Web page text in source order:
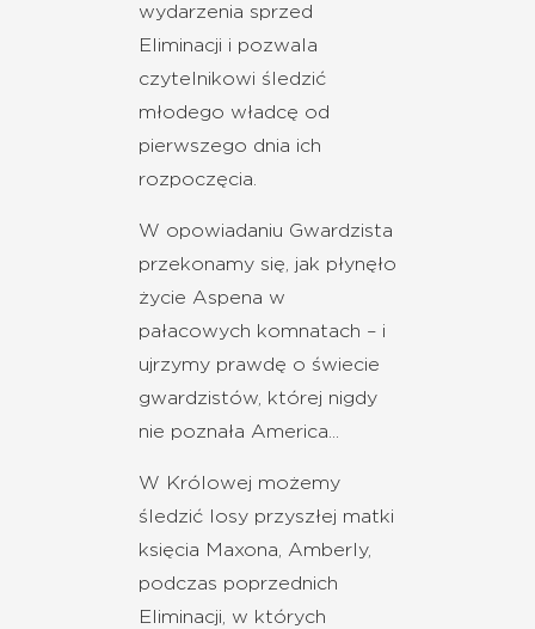
wydarzenia sprzed
Eliminacji i pozwala
czytelnikowi śledzić
młodego władcę od
pierwszego dnia ich
rozpoczęcia.
W opowiadaniu Gwardzista
przekonamy się, jak płynęło
życie Aspena w
pałacowych komnatach – i
ujrzymy prawdę o świecie
gwardzistów, której nigdy
nie poznała America...
W Królowej możemy
śledzić losy przyszłej matki
księcia Maxona, Amberly,
podczas poprzednich
Eliminacji, w których